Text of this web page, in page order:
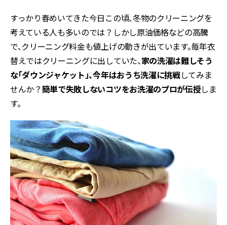
すっかり春めいてきた今日この頃、冬物のクリーニングを
考えている人も多いのでは？しかし原油価格などの高騰
で、クリーニング料金も値上げの動きが出ています。毎年衣
替えではクリーニングに出していた、家の洗濯は難しそう
な「ダウンジャケット」、今年はおうち洗濯に挑戦してみま
せんか？簡単で失敗しないコツをお洗濯のプロが伝授しま
す。